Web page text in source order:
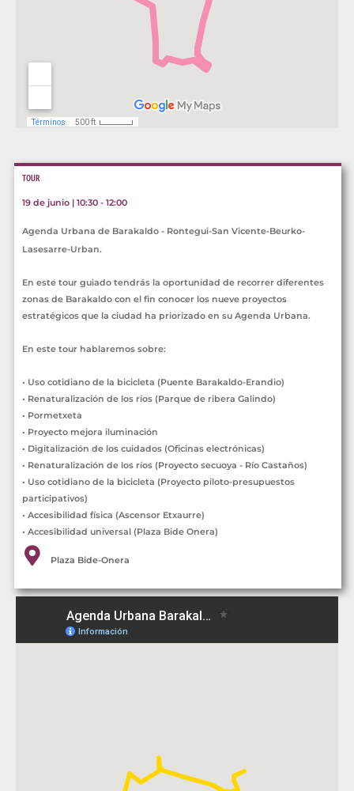
TOUR
19 de junio | 10:30 - 12:00
Agenda Urbana de Barakaldo - Rontegui-San Vicente-Beurko-
Lasesarre-Urban.
En este tour guiado tendrás la oportunidad de recorrer diferentes
zonas de Barakaldo con el fin conocer los nueve proyectos
estratégicos que la ciudad ha priorizado en su Agenda Urbana.
En este tour hablaremos sobre:
• Uso cotidiano de la bicicleta (Puente Barakaldo-Erandio)
• Renaturalización de los ríos (Parque de ribera Galindo)
• Pormetxeta
• Proyecto mejora iluminación
• Digitalización de los cuidados (Oficinas electrónicas)
• Renaturalización de los ríos (Proyecto secuoya - Río Castaños)
• Uso cotidiano de la bicicleta (Proyecto piloto-presupuestos
participativos)
• Accesibilidad física (Ascensor Etxaurre)
• Accesibilidad universal (Plaza Bide Onera)
Plaza Bide-Onera